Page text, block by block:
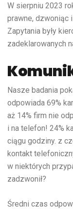
W sierpniu 2023
prawne, dzwoniąc
Zapytania były
zadeklarowanych
Nasze badania
odpowiada 69%
aż 14% firm nie
i na telefon! 24%
ciągu godziny. z
kontakt
w niektórych
zadzwonił?
Średni czas